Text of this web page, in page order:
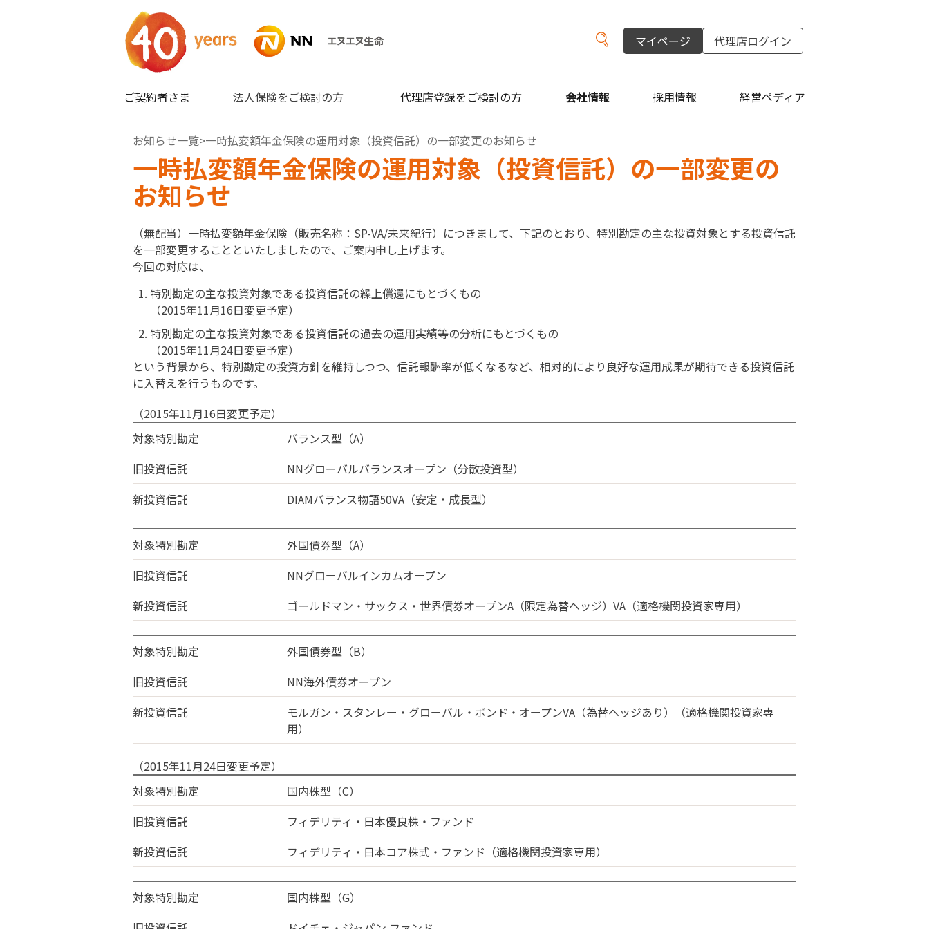
ご契約者さま 法人保険をご検討の方 代理店登録をご検討の方 会社情報 採用情報 経営ペディア
マイページ 代理店ログイン
お知らせ一覧>一時払変額年金保険の運用対象（投資信託）の一部変更のお知らせ
一時払変額年金保険の運用対象（投資信託）の一部変更の
お知らせ
（無配当）一時払変額年金保険（販売名称：SP-VA/未来紀行）につきまして、下記のとおり、特別勘定の主な投資対象とする投資信託
を一部変更することといたしましたので、ご案内申し上げます。
今回の対応は、
特別勘定の主な投資対象である投資信託の繰上償還にもとづくもの
（2015年11月16日変更予定）
特別勘定の主な投資対象である投資信託の過去の運用実績等の分析にもとづくもの
（2015年11月24日変更予定）
という背景から、特別勘定の投資方針を維持しつつ、信託報酬率が低くなるなど、相対的により良好な運用成果が期待できる投資信託
に入替えを行うものです。
（2015年11月16日変更予定）
対象特別勘定
バランス型（A）
旧投資信託
NNグローバルバランスオープン（分散投資型）
新投資信託
DIAMバランス物語50VA（安定・成長型）
対象特別勘定
外国債券型（A）
旧投資信託
NNグローバルインカムオープン
新投資信託
ゴールドマン・サックス・世界債券オープンA（限定為替ヘッジ）VA（適格機関投資家専用）
対象特別勘定
外国債券型（B）
旧投資信託
NN海外債券オープン
新投資信託
モルガン・スタンレー・グローバル・ボンド・オープンVA（為替ヘッジあり）（適格機関投資家専
用）
（2015年11月24日変更予定）
対象特別勘定
国内株型（C）
旧投資信託
フィデリティ・日本優良株・ファンド
新投資信託
フィデリティ・日本コア株式・ファンド（適格機関投資家専用）
対象特別勘定
国内株型（G）